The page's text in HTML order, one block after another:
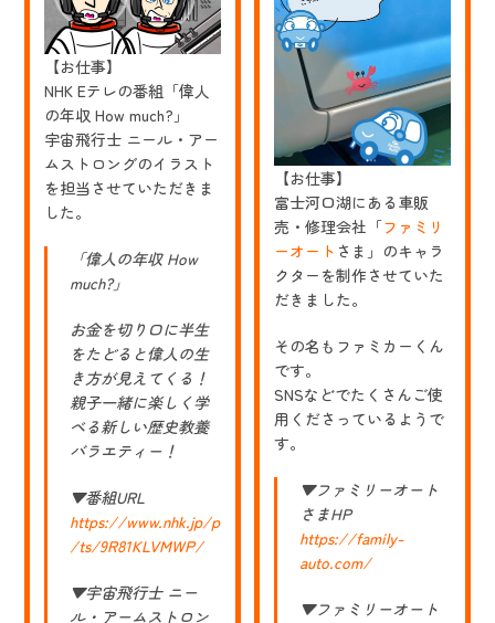
【お仕事】
富士河口湖にある車販
売・修理会社「ファミリ
ーオート さま」のキャラ
クターを制作させていた
だきました。
その名もファミカーくん
です。
SNSなどでたくさんご使
用くださっているようで
す。
▼ファミリーオート
さまHP
https://family-
auto.com/
▼ファミリーオート
【お仕事】
NHK Eテレの番組「偉人
の年収 How much?」
宇宙飛行士 ニール・アー
ムストロングのイラスト
を担当させていただきま
した。
「偉人の年収 How
much?」
お金を切り口に半生
をたどると偉人の生
き方が見えてくる！
親子一緒に楽しく学
べる新しい歴史教養
バラエティー！
▼番組URL
https://www.nhk.jp/p
/ts/9R81KLVMWP/
▼宇宙飛行士 ニー
ル・アームストロン